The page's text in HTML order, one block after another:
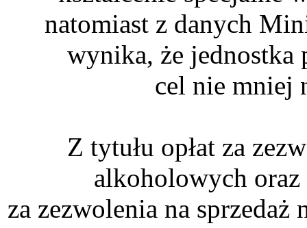
natomiast z danych
wynika, że jednostka
cel nie mniej
Z tytułu opłat za
alkoholowych oraz
za zezwolenia na